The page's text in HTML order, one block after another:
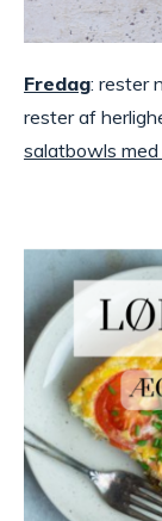
Fredag: rester
rester af
salatbowls med